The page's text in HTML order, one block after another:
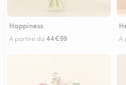
Happiness
A partire da 44€99 A